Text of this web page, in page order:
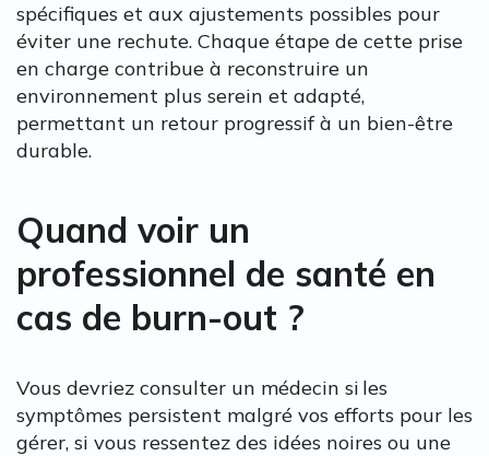
spécifiques et aux ajustements possibles pour
éviter une rechute. Chaque étape de cette prise
en charge contribue à reconstruire un
environnement plus serein et adapté,
permettant un retour progressif à un bien-être
durable.
Quand voir un
professionnel de santé en
cas de burn-out ?
Vous devriez consulter un médecin si les
symptômes persistent malgré vos efforts pour les
gérer, si vous ressentez des idées noires ou une